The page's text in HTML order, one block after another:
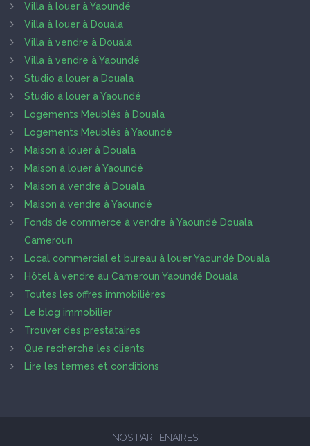
Villa à louer à Yaoundé
Villa à louer à Douala
Villa à vendre à Douala
Villa à vendre à Yaoundé
Studio à louer à Douala
Studio à louer à Yaoundé
Logements Meublés à Douala
Logements Meublés à Yaoundé
Maison à louer à Douala
Maison à louer à Yaoundé
Maison à vendre à Douala
Maison à vendre à Yaoundé
Fonds de commerce à vendre à Yaoundé Douala
Cameroun
Local commercial et bureau à louer Yaoundé Douala
Hôtel à vendre au Cameroun Yaoundé Douala
Toutes les offres immobilières
Le blog immobilier
Trouver des prestataires
Que recherche les clients
Lire les termes et conditions
NOS PARTENAIRES